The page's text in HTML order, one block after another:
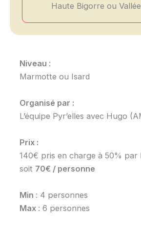
Haute Bigorre ou Vallée
Niveau :
Marmotte ou Isard
Organisé par :
L’équipe Pyr’elles avec Hugo
Prix :
140€ pris en charge à 50% par
soit 70€ / personne
Min : 4 personnes
Max : 6 personnes